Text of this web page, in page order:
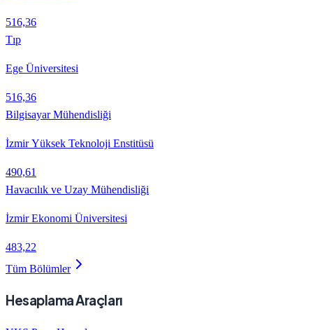
516,36
Tıp
Ege Üniversitesi
516,36
Bilgisayar Mühendisliği
İzmir Yüksek Teknoloji Enstitüsü
490,61
Havacılık ve Uzay Mühendisliği
İzmir Ekonomi Üniversitesi
483,22
Tüm Bölümler
Hesaplama Araçları